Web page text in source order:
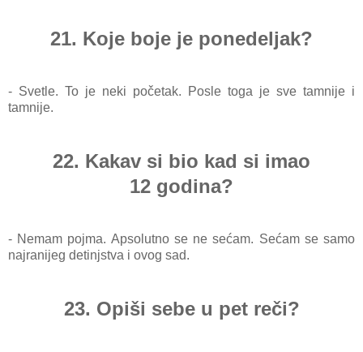
21. Koje boje je ponedeljak?
- Svetle. To je neki početak. Posle toga je sve tamnije i
tamnije.
22. Kakav si bio kad si imao
12 godina?
- Nemam pojma. Apsolutno se ne sećam. Sećam se samo
najranijeg detinjstva i ovog sad.
23. Opiši sebe u pet reči?